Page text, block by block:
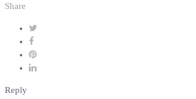
Share
Reply